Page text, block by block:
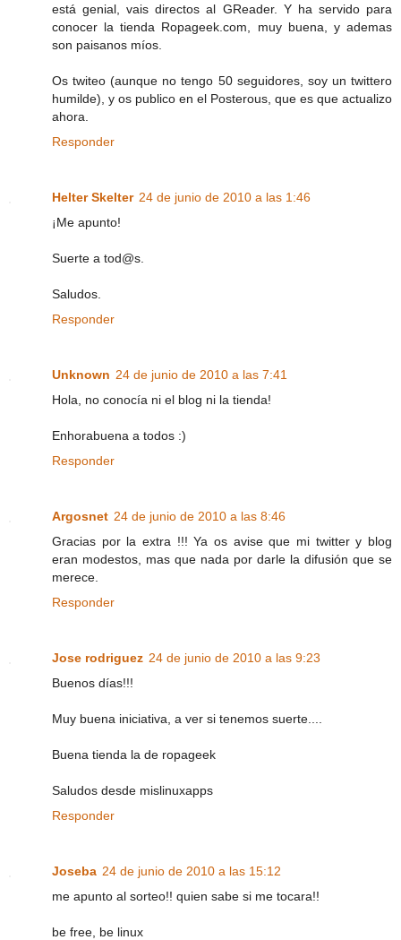
está genial, vais directos al GReader. Y ha servido para
conocer la tienda Ropageek.com, muy buena, y ademas
son paisanos míos.
Os twiteo (aunque no tengo 50 seguidores, soy un twittero
humilde), y os publico en el Posterous, que es que actualizo
ahora.
Responder
Helter Skelter 24 de junio de 2010 a las 1:46
¡Me apunto!
Suerte a tod@s.
Saludos.
Responder
Unknown 24 de junio de 2010 a las 7:41
Hola, no conocía ni el blog ni la tienda!
Enhorabuena a todos :)
Responder
Argosnet 24 de junio de 2010 a las 8:46
Gracias por la extra !!! Ya os avise que mi twitter y blog
eran modestos, mas que nada por darle la difusión que se
merece.
Responder
Jose rodriguez 24 de junio de 2010 a las 9:23
Buenos días!!!
Muy buena iniciativa, a ver si tenemos suerte....
Buena tienda la de ropageek
Saludos desde mislinuxapps
Responder
Joseba 24 de junio de 2010 a las 15:12
me apunto al sorteo!! quien sabe si me tocara!!
be free, be linux